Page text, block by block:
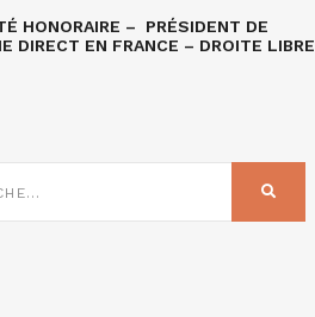
HONORAIRE – PRÉSIDENT DE
DIRECT EN FRANCE – DROITE LIBRE